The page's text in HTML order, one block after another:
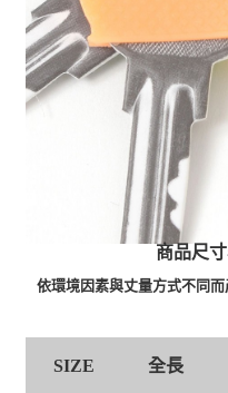
商品尺寸
依環境因素與丈量方式不同
SIZE 全長